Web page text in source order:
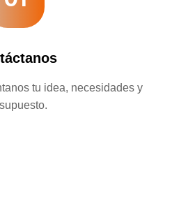
tu idea, necesidades y